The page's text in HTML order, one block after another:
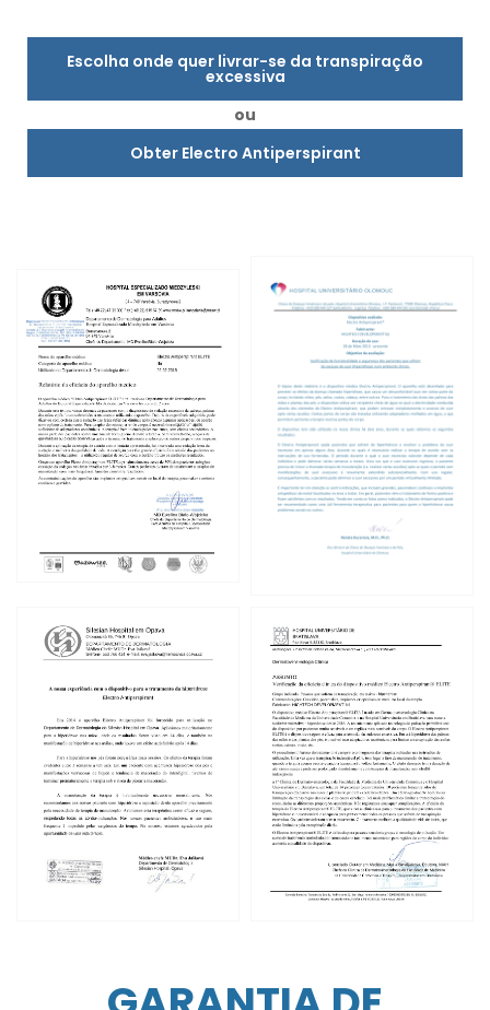
Escolha onde quer livrar-se da transpiração
excessiva
ou
Obter Electro Antiperspirant